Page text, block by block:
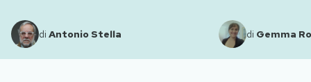
di Antonio Stella di Gemma